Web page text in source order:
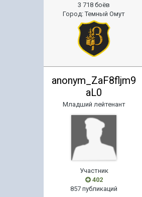
3 718 боёв
Город:Темный Омут
anonym_ZaF8fljm9
aL0
Младший лейтенант
Участник
402
857 публикаций